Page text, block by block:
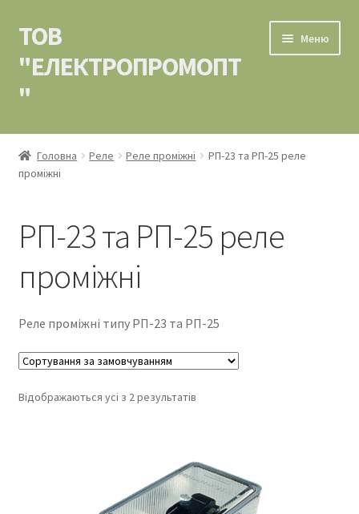
Перейти
до
навігації
Перейти
до
вмісту
ТОВ
"ЕЛЕКТРОПРОМОПТ
"
Меню
Головна
Контакти
Головна Реле Реле проміжні
РП-23 та РП-25 реле
проміжні
РП-23 та РП-25 реле
проміжні
Реле проміжні типу РП-23 та РП-25
Відображаються усі з 2 результатів